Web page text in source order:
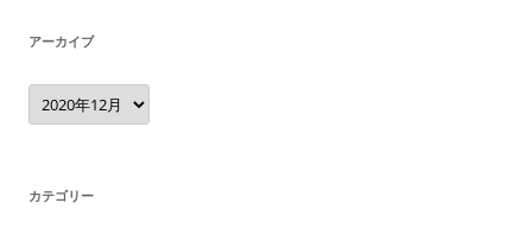
アーカイブ
ア
ー
カ
カテゴリー